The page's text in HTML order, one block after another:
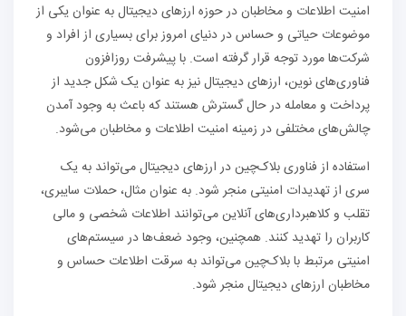
امنیت اطلاعات و مخاطبان در حوزه ارزهای دیجیتال به عنوان یکی از
موضوعات حیاتی و حساس در دنیای امروز برای بسیاری از افراد و
شرکت‌ها مورد توجه قرار گرفته است. با پیشرفت روزافزون
فناوری‌های نوین، ارزهای دیجیتال نیز به عنوان یک شکل جدید از
پرداخت و معامله در حال گسترش هستند که باعث به وجود آمدن
چالش‌های مختلفی در زمینه امنیت اطلاعات و مخاطبان می‌شود.
استفاده از فناوری بلاک‌چین در ارزهای دیجیتال می‌تواند به یک
سری از تهدیدات امنیتی منجر شود. به عنوان مثال، حملات سایبری،
تقلب و کلاهبرداری‌های آنلاین می‌توانند اطلاعات شخصی و مالی
کاربران را تهدید کنند. همچنین، وجود ضعف‌ها در سیستم‌های
امنیتی مرتبط با بلاک‌چین می‌تواند به سرقت اطلاعات حساس و
مخاطبان ارزهای دیجیتال منجر شود.